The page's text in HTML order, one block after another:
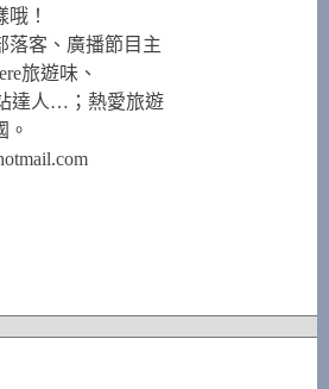
！
落客、廣播節目主
旅遊味、
達人…；熱愛旅遊
。